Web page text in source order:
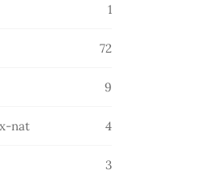
1
72
9
nat
44
33